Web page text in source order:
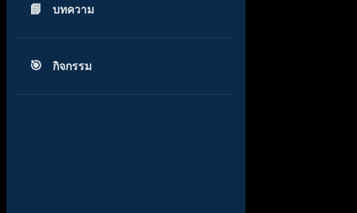
บทความ
กิจกรรม